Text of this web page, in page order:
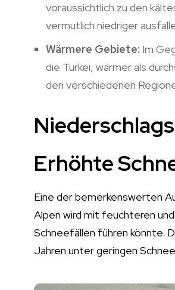
voraussichtlich zu den
vermutlich niedriger
Wärmere Gebiete: Im
die Türkei, wärmer als
den verschiedenen
Erhöhte
Eine der bemerkenswerten
Alpen wird mit feuchteren
Schneefällen führen könnte.
Jahren unter geringen